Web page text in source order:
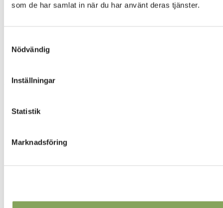
som de har samlat in när du har använt deras tjänster.
Nödvändig
Inställningar
Statistik
Marknadsföring